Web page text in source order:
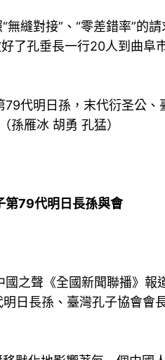
縫對接”、“零差錯率”的
了孔垂長一行20人到曲阜
代明日孫，末代衍圣公
孫雁冰 胡勇 孔猛）
第79代明日長孫與會
聲《全國新聞聯播》報
日長孫、臺灣孔子協會會